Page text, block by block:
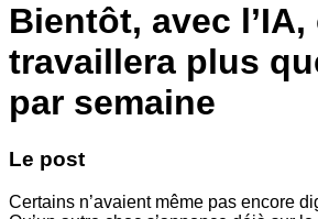
Bientôt, avec l’IA,
travaillera plus
par semaine
Le post
Certains n’avaient même pas encore